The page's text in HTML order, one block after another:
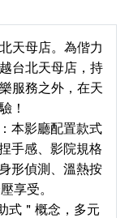
天母店。為偕力
台北天母店，持
服務之外，在天
！
本影廳配置款式
手感、影院規格
形偵測、溫熱按
享受。
式＂概念，多元